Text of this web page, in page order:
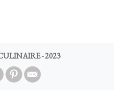
- 2023